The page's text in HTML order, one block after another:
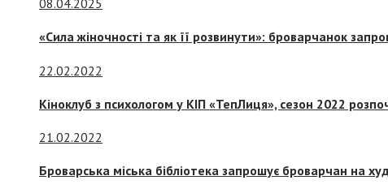
08.04.2025
«Сила жіночності та як її розвинути»: броварчанок
22.02.2022
Кіноклуб з психологом у КІП «ТепЛиця», сезон 2022
21.02.2022
Броварська міська бібліотека запрошує броварчан на